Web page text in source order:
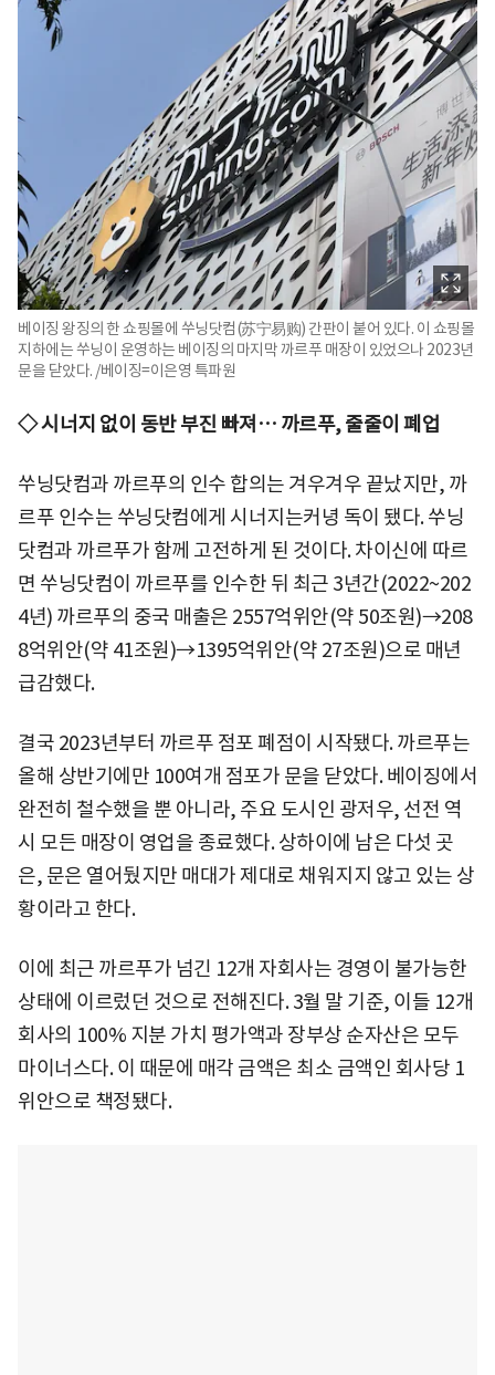
베이징 왕징의 한 쇼핑몰에 쑤닝닷컴(苏宁易购) 간판이 붙어 있다. 이 쇼핑몰
지하에는 쑤닝이 운영하는 베이징의 마지막 까르푸 매장이 있었으나 2023년
문을 닫았다. /베이징=이은영 특파원
◇ 시너지 없이 동반 부진 빠져… 까르푸, 줄줄이 폐업
쑤닝닷컴과 까르푸의 인수 합의는 겨우겨우 끝났지만, 까
르푸 인수는 쑤닝닷컴에게 시너지는커녕 독이 됐다. 쑤닝
닷컴과 까르푸가 함께 고전하게 된 것이다. 차이신에 따르
면 쑤닝닷컴이 까르푸를 인수한 뒤 최근 3년간(2022~202
4년) 까르푸의 중국 매출은 2557억위안(약 50조원)→208
8억위안(약 41조원)→1395억위안(약 27조원)으로 매년
급감했다.
결국 2023년부터 까르푸 점포 폐점이 시작됐다. 까르푸는
올해 상반기에만 100여개 점포가 문을 닫았다. 베이징에서
완전히 철수했을 뿐 아니라, 주요 도시인 광저우, 선전 역
시 모든 매장이 영업을 종료했다. 상하이에 남은 다섯 곳
은, 문은 열어뒀지만 매대가 제대로 채워지지 않고 있는 상
황이라고 한다.
이에 최근 까르푸가 넘긴 12개 자회사는 경영이 불가능한
상태에 이르렀던 것으로 전해진다. 3월 말 기준, 이들 12개
회사의 100% 지분 가치 평가액과 장부상 순자산은 모두
마이너스다. 이 때문에 매각 금액은 최소 금액인 회사당 1
위안으로 책정됐다.